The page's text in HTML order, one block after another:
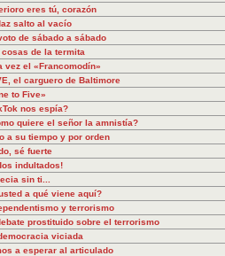
eres tú, corazón
salto al vacío
de sábado a sábado
cosas de la termita
vez el «Francomodín»
el carguero de Baltimore
to Five»
nos espía?
quiere el señor la amnistía?
a su tiempo y por orden
sé fuerte
indultados!
sin ti...
a qué viene aquí?
y terrorismo
prostituido sobre el terrorismo
viciada
a esperar al articulado